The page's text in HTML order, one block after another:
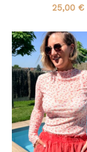
25,00 €